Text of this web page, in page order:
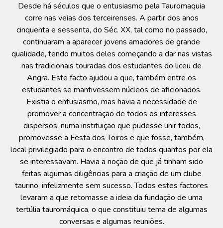
Desde há séculos que o entusiasmo pela Tauromaquia
corre nas veias dos terceirenses. A partir dos anos
cinquenta e sessenta, do Séc. XX, tal como no passado,
continuaram a aparecer jovens amadores de grande
qualidade, tendo muitos deles começando a dar nas vistas
nas tradicionais touradas dos estudantes do liceu de
Angra. Este facto ajudou a que, também entre os
estudantes se mantivessem núcleos de aficionados.
Existia o entusiasmo, mas havia a necessidade de
promover a concentração de todos os interesses
dispersos, numa instituição que pudesse unir todos,
promovesse a Festa dos Toiros e que fosse, também,
local privilegiado para o encontro de todos quantos por ela
se interessavam. Havia a noção de que já tinham sido
feitas algumas diligências para a criação de um clube
taurino, infelizmente sem sucesso. Todos estes factores
levaram a que retomasse a ideia da fundação de uma
tertúlia tauromáquica, o que constituiu tema de algumas
conversas e algumas reuniões.